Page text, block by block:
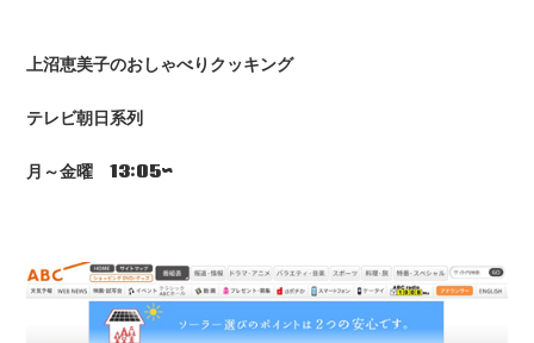
上沼恵美子のおしゃべりクッキング
テレビ朝日系列
月～金曜 13:05~